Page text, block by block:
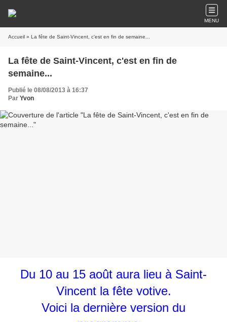
MENU
Accueil » La fête de Saint-Vincent, c'est en fin de semaine...
La fête de Saint-Vincent, c'est en fin de
semaine...
Publié le 08/08/2013 à 16:37
Par Yvon
Du 10 au 15 août aura lieu à Saint-
Vincent la fête votive.
Voici la dernière version du